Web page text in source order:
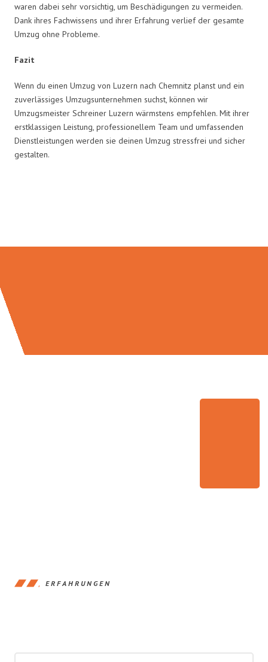
waren dabei sehr vorsichtig, um Beschädigungen zu vermeiden.
Dank ihres Fachwissens und ihrer Erfahrung verlief der gesamte
Umzug ohne Probleme.
Fazit
Wenn du einen Umzug von Luzern nach Chemnitz planst und ein
zuverlässiges Umzugsunternehmen suchst, können wir
Umzugsmeister Schreiner Luzern wärmstens empfehlen. Mit ihrer
erstklassigen Leistung, professionellem Team und umfassenden
Dienstleistungen werden sie deinen Umzug stressfrei und sicher
gestalten.
ERFAHRUNGEN